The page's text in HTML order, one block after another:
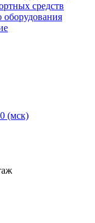
средств
оборудования
(мск)